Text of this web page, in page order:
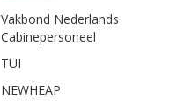
Vakbond Nederlands
Cabinepersoneel
TUI
NEWHEAP